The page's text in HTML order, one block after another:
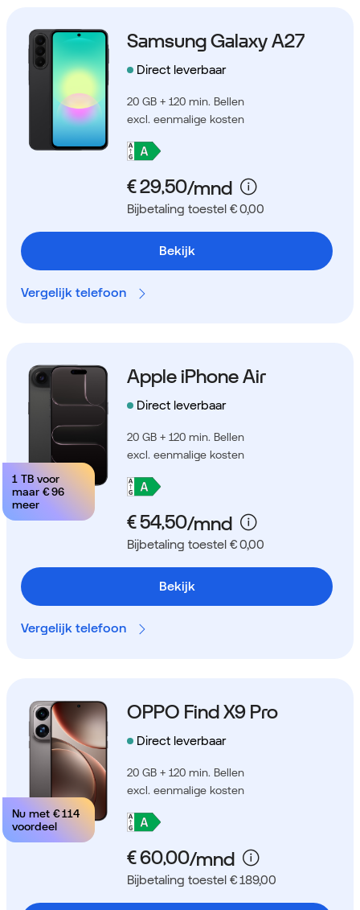
Samsung Galaxy A27
Direct leverbaar
20 GB + 120 min. Bellen
excl. eenmalige kosten
Bijbetaling toestel € 0,00
Bekijk
Vergelijk telefoon
1 TB voor
maar € 96
meer
Apple iPhone Air
Direct leverbaar
20 GB + 120 min. Bellen
excl. eenmalige kosten
Bijbetaling toestel € 0,00
Bekijk
Vergelijk telefoon
Nu met € 114
voordeel
OPPO Find X9 Pro
Direct leverbaar
20 GB + 120 min. Bellen
excl. eenmalige kosten
Bijbetaling toestel € 189,00